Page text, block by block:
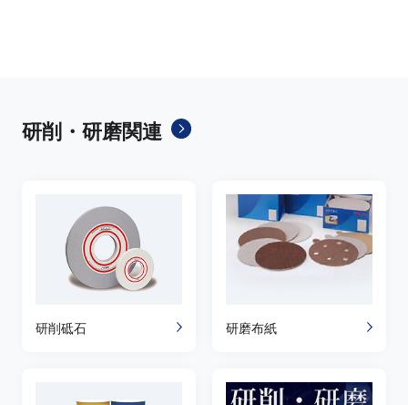
研削・研磨関連
研削砥石 研磨布紙